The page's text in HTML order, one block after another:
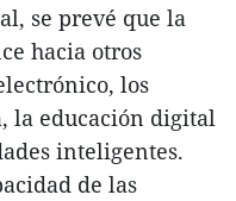
se prevé que la
hacia otros
los
la educación digital
inteligentes.
de las